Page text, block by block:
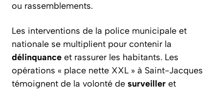
ou rassemblements.
Les interventions de la police municipale et
nationale se multiplient pour contenir la
délinquance et rassurer les habitants. Les
opérations « place nette XXL » à Saint-Jacques
témoignent de la volonté de surveiller et